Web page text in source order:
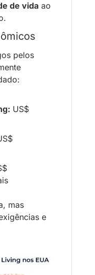
de vida ao
pelos
US$
mas
e